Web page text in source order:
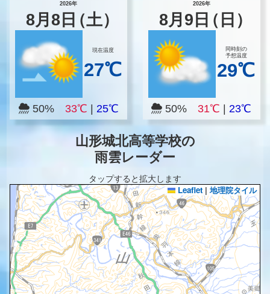
2026年
8月8 日（土）
現在温度
27℃
50% 33℃ 25℃
2026年
8月 9 日（日）
同時刻の
予想温度
29℃
50% 31℃ |23℃
山形城北高等学校の
雨雲レーダー
タップすると拡大します
Leaflet | 地理院タイル